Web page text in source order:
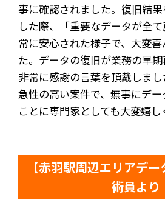
事に確認されました。復旧結
した際、「重要なデータが全
常に安心された様子で、大変
た。データの復旧が業務の早期
非常に感謝の言葉を頂戴しま
急性の高い案件で、無事にデ
ことに専門家としても大変嬉し
【赤羽駅周辺エリアデ
術員より